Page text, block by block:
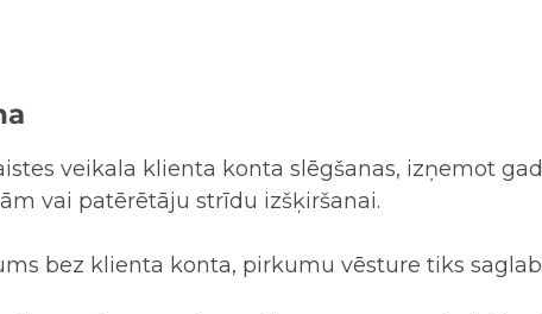
veikala klienta konta slēgšanas, izņemot
vai patērētāju strīdu izšķiršanai.
bez klienta konta, pirkumu vēsture tiks